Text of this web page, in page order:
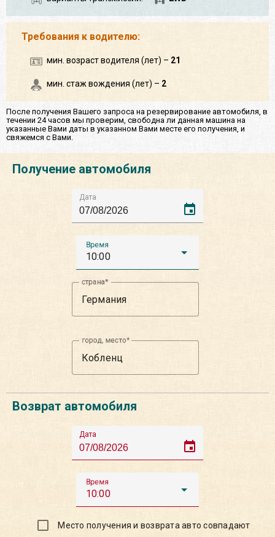
Требования к водителю:
мин. возраст водителя (лет) – 21
мин. стаж вождения (лет) – 2
После получения Вашего запроса на резервирование автомобиля, в
течении 24 часов мы проверим, свободна ли данная машина на
указанные Вами даты в указанном Вами месте его получения, и
свяжемся с Вами.
Получение автомобиля
Дата
event
Время
10:00
страна
город, место
Возврат автомобиля
Дата
event
Время
10:00
Место получения и возврата авто совпадают